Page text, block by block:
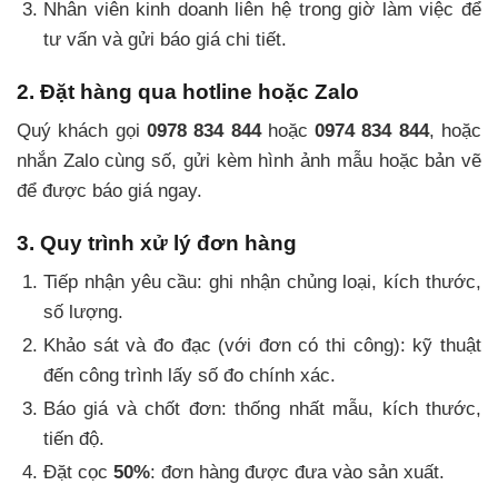
Nhân viên kinh doanh liên hệ trong giờ làm việc để
tư vấn và gửi báo giá chi tiết.
2. Đặt hàng qua hotline hoặc Zalo
Quý khách gọi 0978 834 844hoặc0974 834 844, hoặc
nhắn Zalo cùng số, gửi kèm hình ảnh mẫu hoặc bản vẽ
để được báo giá ngay.
3. Quy trình xử lý đơn hàng
Tiếp nhận yêu cầu: ghi nhận chủng loại, kích thước,
số lượng.
Khảo sát và đo đạc (với đơn có thi công): kỹ thuật
đến công trình lấy số đo chính xác.
Báo giá và chốt đơn: thống nhất mẫu, kích thước,
tiến độ.
Đặt cọc 50%: đơn hàng được đưa vào sản xuất.